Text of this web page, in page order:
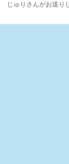
じゅりさんがお送り